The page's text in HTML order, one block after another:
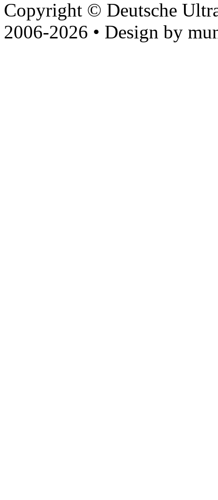
Copyright © Deutsche
2006-2026 • Design by